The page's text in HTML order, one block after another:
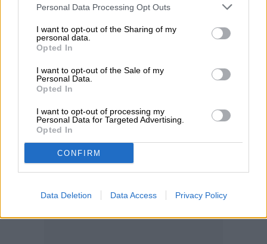
Personal Data Processing Opt Outs
I want to opt-out of the Sharing of my
personal data.
Opted In
I want to opt-out of the Sale of my
Personal Data.
Opted In
I want to opt-out of processing my
Personal Data for Targeted Advertising.
Opted In
CONFIRM
Data Deletion Data Access Privacy Policy
dirección postal en la aplicación y tu tarjeta